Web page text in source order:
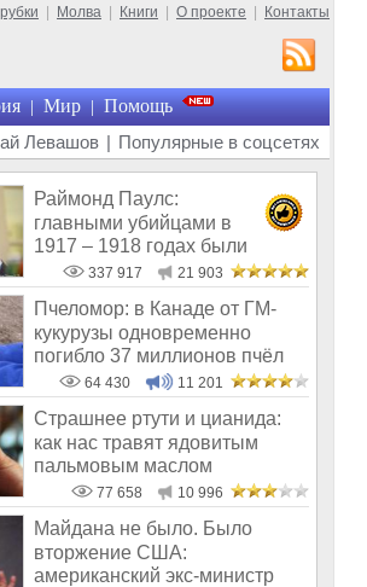
Молва Книги О проекте Контакты
| Мир | Помощь
Левашов | Популярные в соцсетях
Раймонд Паулс:
главными убийцами в
1917 – 1918 годах были
латыши и евреи, а не русс
337 917 21 903
Пчеломор: в Канаде от ГМ-
кукурузы одновременно
погибло 37 миллионов пчёл
64 430 11 201
Страшнее ртути и цианида:
как нас травят ядовитым
пальмовым маслом
77 658 10 996
Майдана не было. Было
вторжение США:
американский экс-министр